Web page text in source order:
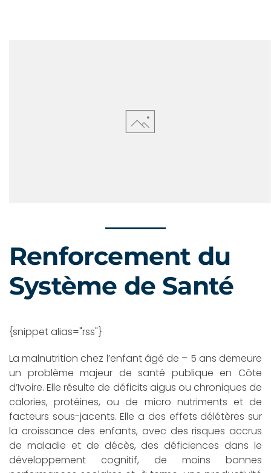
Renforcement du
Système de Santé
{snippet alias="rss"}
La malnutrition chez l’enfant âgé de – 5 ans demeure
un problème majeur de santé publique en Côte
d’Ivoire. Elle résulte de déficits aigus ou chroniques de
calories, protéines, ou de micro nutriments et de
facteurs sous-jacents. Elle a des effets délétères sur
la croissance des enfants, avec des risques accrus
de maladie et de décès, des déficiences dans le
développement cognitif, de moins bonnes